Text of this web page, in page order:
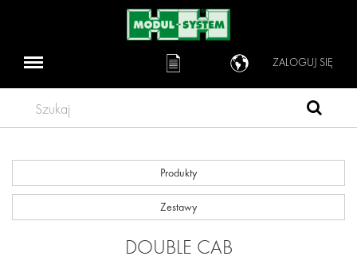
ZALOGUJ SIĘ
Szukaj
Produkty
Zestawy
DOUBLE CAB